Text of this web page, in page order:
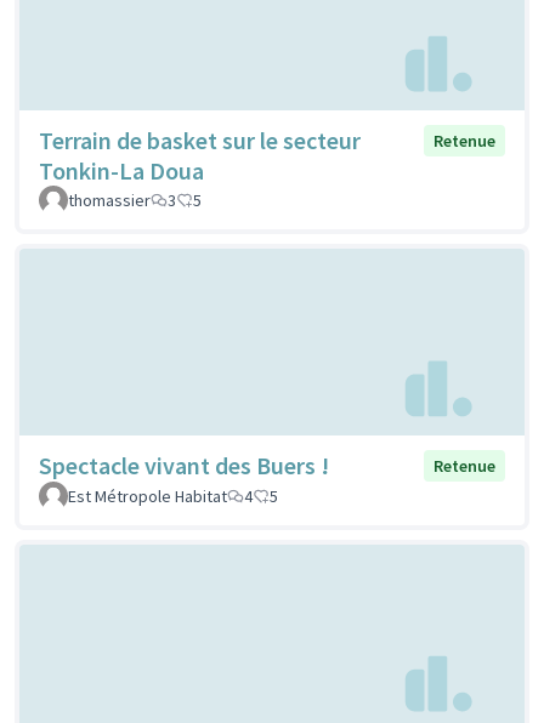
Terrain de basket sur le secteur
Tonkin-La Doua
Retenue
thomassier 3 5
Spectacle vivant des Buers !
Retenue
Est Métropole Habitat
4 5